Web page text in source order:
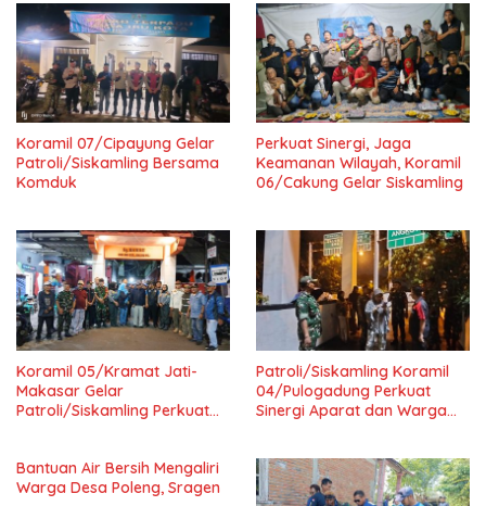
Koramil 07/Cipayung Gelar
Patroli/Siskamling Bersama
Komduk
Perkuat Sinergi, Jaga
Keamanan Wilayah, Koramil
06/Cakung Gelar Siskamling
Koramil 05/Kramat Jati-
Makasar Gelar
Patroli/Siskamling Perkuat
Patroli/Siskamling Koramil
04/Pulogadung Perkuat
Sinergi Aparat dan Warga
Bantuan Air Bersih Mengaliri
Warga Desa Poleng, Sragen